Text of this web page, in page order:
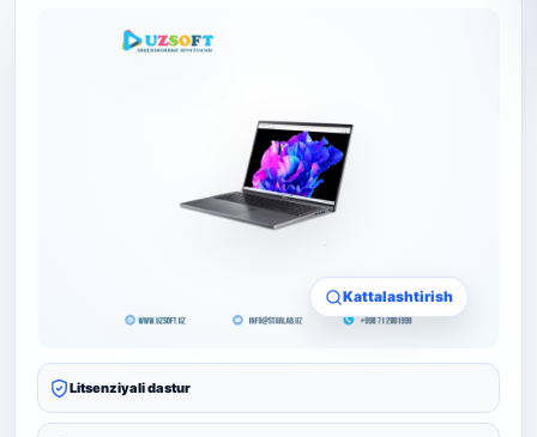
Kattalashtirish
Litsenziyali dastur